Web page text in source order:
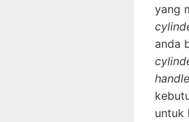
yang
anda
untuk